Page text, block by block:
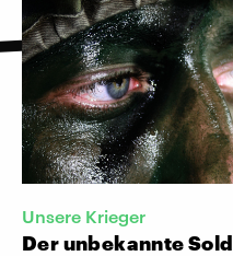
Unsere Krieger
Der unbekannte